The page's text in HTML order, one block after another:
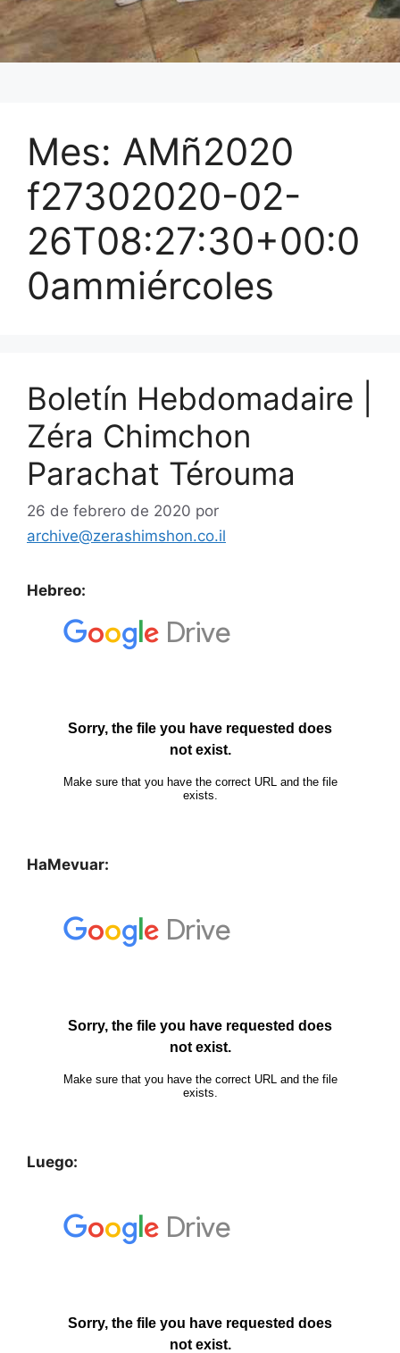
Mes: AMñ2020
f27302020-02-
26T08:27:30+00:0
0ammiércoles
Boletín Hebdomadaire |
Zéra Chimchon
Parachat Térouma
26 de febrero de 2020 por
archive@zerashimshon.co.il
Hebreo:
HaMevuar:
Luego: